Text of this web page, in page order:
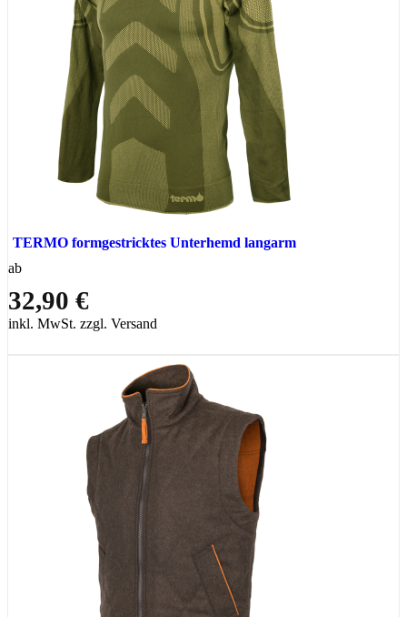
TERMO formgestricktes Unterhemd langarm
ab
32,90 €
inkl. MwSt. zzgl. Versand